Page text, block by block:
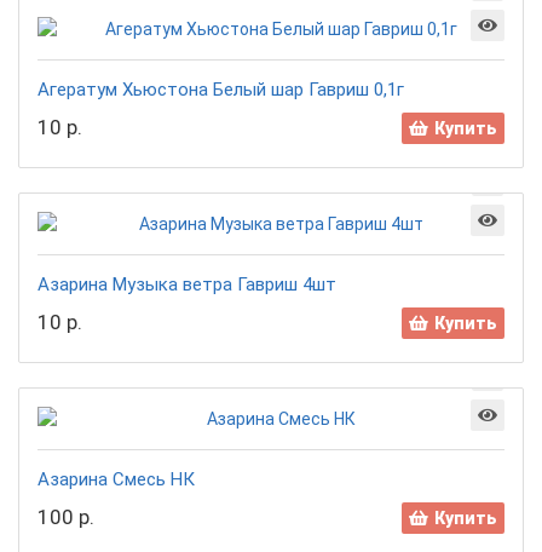
Агератум Хьюстона Белый шар Гавриш 0,1г
10 р. Купить
Азарина Музыка ветра Гавриш 4шт
10 р. Купить
Азарина Смесь НК
100 р. Купить